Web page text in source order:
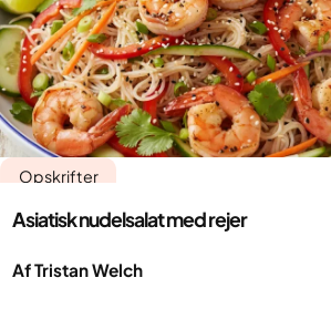
Opskrifter
Asiatisk nudelsalat med rejer
Af Tristan Welch